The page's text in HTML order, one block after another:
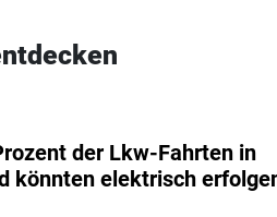
der Lkw-Fahrten in
könnten elektrisch